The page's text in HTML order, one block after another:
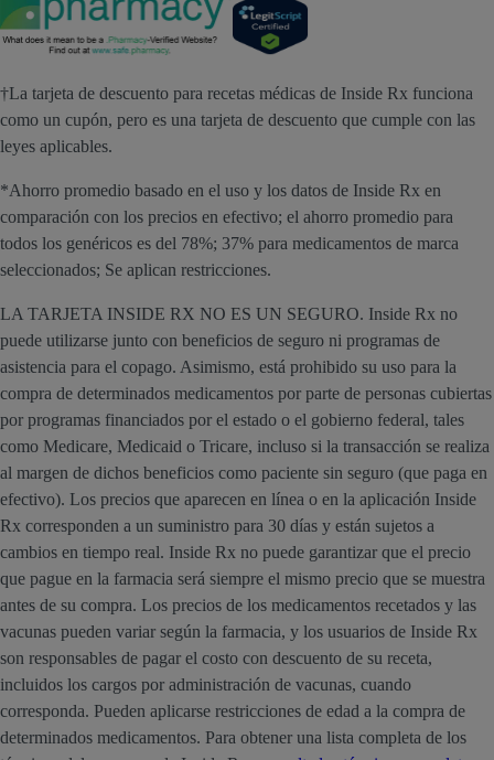
†La tarjeta de descuento para recetas médicas de Inside Rx funciona
como un cupón, pero es una tarjeta de descuento que cumple con las
leyes aplicables.
*Ahorro promedio basado en el uso y los datos de Inside Rx en
comparación con los precios en efectivo; el ahorro promedio para
todos los genéricos es del 78%; 37% para medicamentos de marca
seleccionados; Se aplican restricciones.
LA TARJETA INSIDE RX NO ES UN SEGURO. Inside Rx no
puede utilizarse junto con beneficios de seguro ni programas de
asistencia para el copago. Asimismo, está prohibido su uso para la
compra de determinados medicamentos por parte de personas cubiertas
por programas financiados por el estado o el gobierno federal, tales
como Medicare, Medicaid o Tricare, incluso si la transacción se realiza
al margen de dichos beneficios como paciente sin seguro (que paga en
efectivo). Los precios que aparecen en línea o en la aplicación Inside
Rx corresponden a un suministro para 30 días y están sujetos a
cambios en tiempo real. Inside Rx no puede garantizar que el precio
que pague en la farmacia será siempre el mismo precio que se muestra
antes de su compra. Los precios de los medicamentos recetados y las
vacunas pueden variar según la farmacia, y los usuarios de Inside Rx
son responsables de pagar el costo con descuento de su receta,
incluidos los cargos por administración de vacunas, cuando
corresponda. Pueden aplicarse restricciones de edad a la compra de
determinados medicamentos. Para obtener una lista completa de los